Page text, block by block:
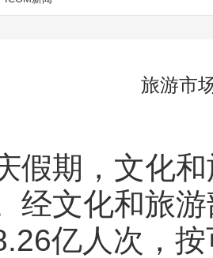
旅游市
假期，文化
经文化和旅
亿人次，